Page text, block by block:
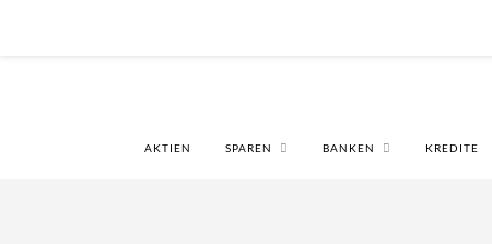
AKTIEN SPAREN BANKEN KREDITE